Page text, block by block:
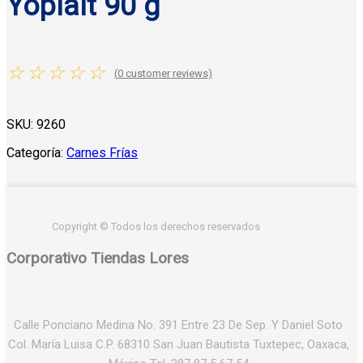
☆ ☆ ☆ ☆ ☆ (0 customer reviews)
SKU: 9260
Categoría: Carnes Frías
Copyright © Todos los derechos reservados
Corporativo Tiendas Lores
Calle Ponciano Medina No. 391 Entre 23 De Sep. Y Daniel Soto
Col. María Luisa C.P. 68310 San Juan Bautista Tuxtepec, Oaxaca,